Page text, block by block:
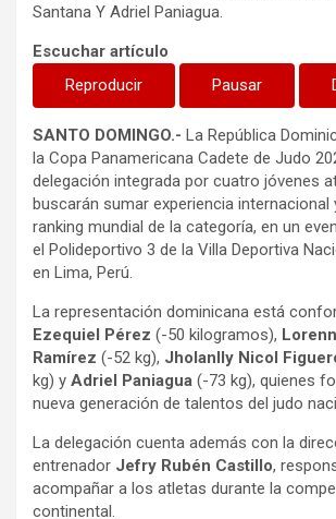
Santana Y Adriel Paniagua.
Escuchar artículo
Reproducir
Pausar
SANTO DOMINGO.- La República
la Copa Panamericana Cadete de Judo
delegación integrada por cuatro jóvenes
buscarán sumar experiencia internacional
ranking mundial de la categoría, en un
el Polideportivo 3 de la Villa Deportiva
en Lima, Perú.
La representación dominicana está
Ezequiel Pérez (-50 kilogramos),
Ramírez (-52 kg), Jholanlly Nicol
kg) y Adriel Paniagua (-73 kg), quienes
nueva generación de talentos del judo
La delegación cuenta además con la
entrenador Jefry Rubén Castillo,
acompañar a los atletas durante la
continental.